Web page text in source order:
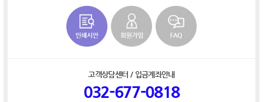
고객상담센터 / 입금계좌안내
032-677-0818